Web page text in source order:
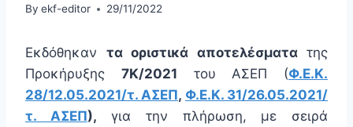
By ekf-editor 29/11/2022
Εκδόθηκαν τα οριστικά αποτελέσματατης
Προκήρυξης 7Κ/2021 του ΑΣΕΠ (Φ.Ε.Κ.
28/12.05.2021/τ. ΑΣΕΠ, Φ.Ε.Κ. 31/26.05.2021/
τ. ΑΣΕΠ), για την πλήρωση, με σειρά